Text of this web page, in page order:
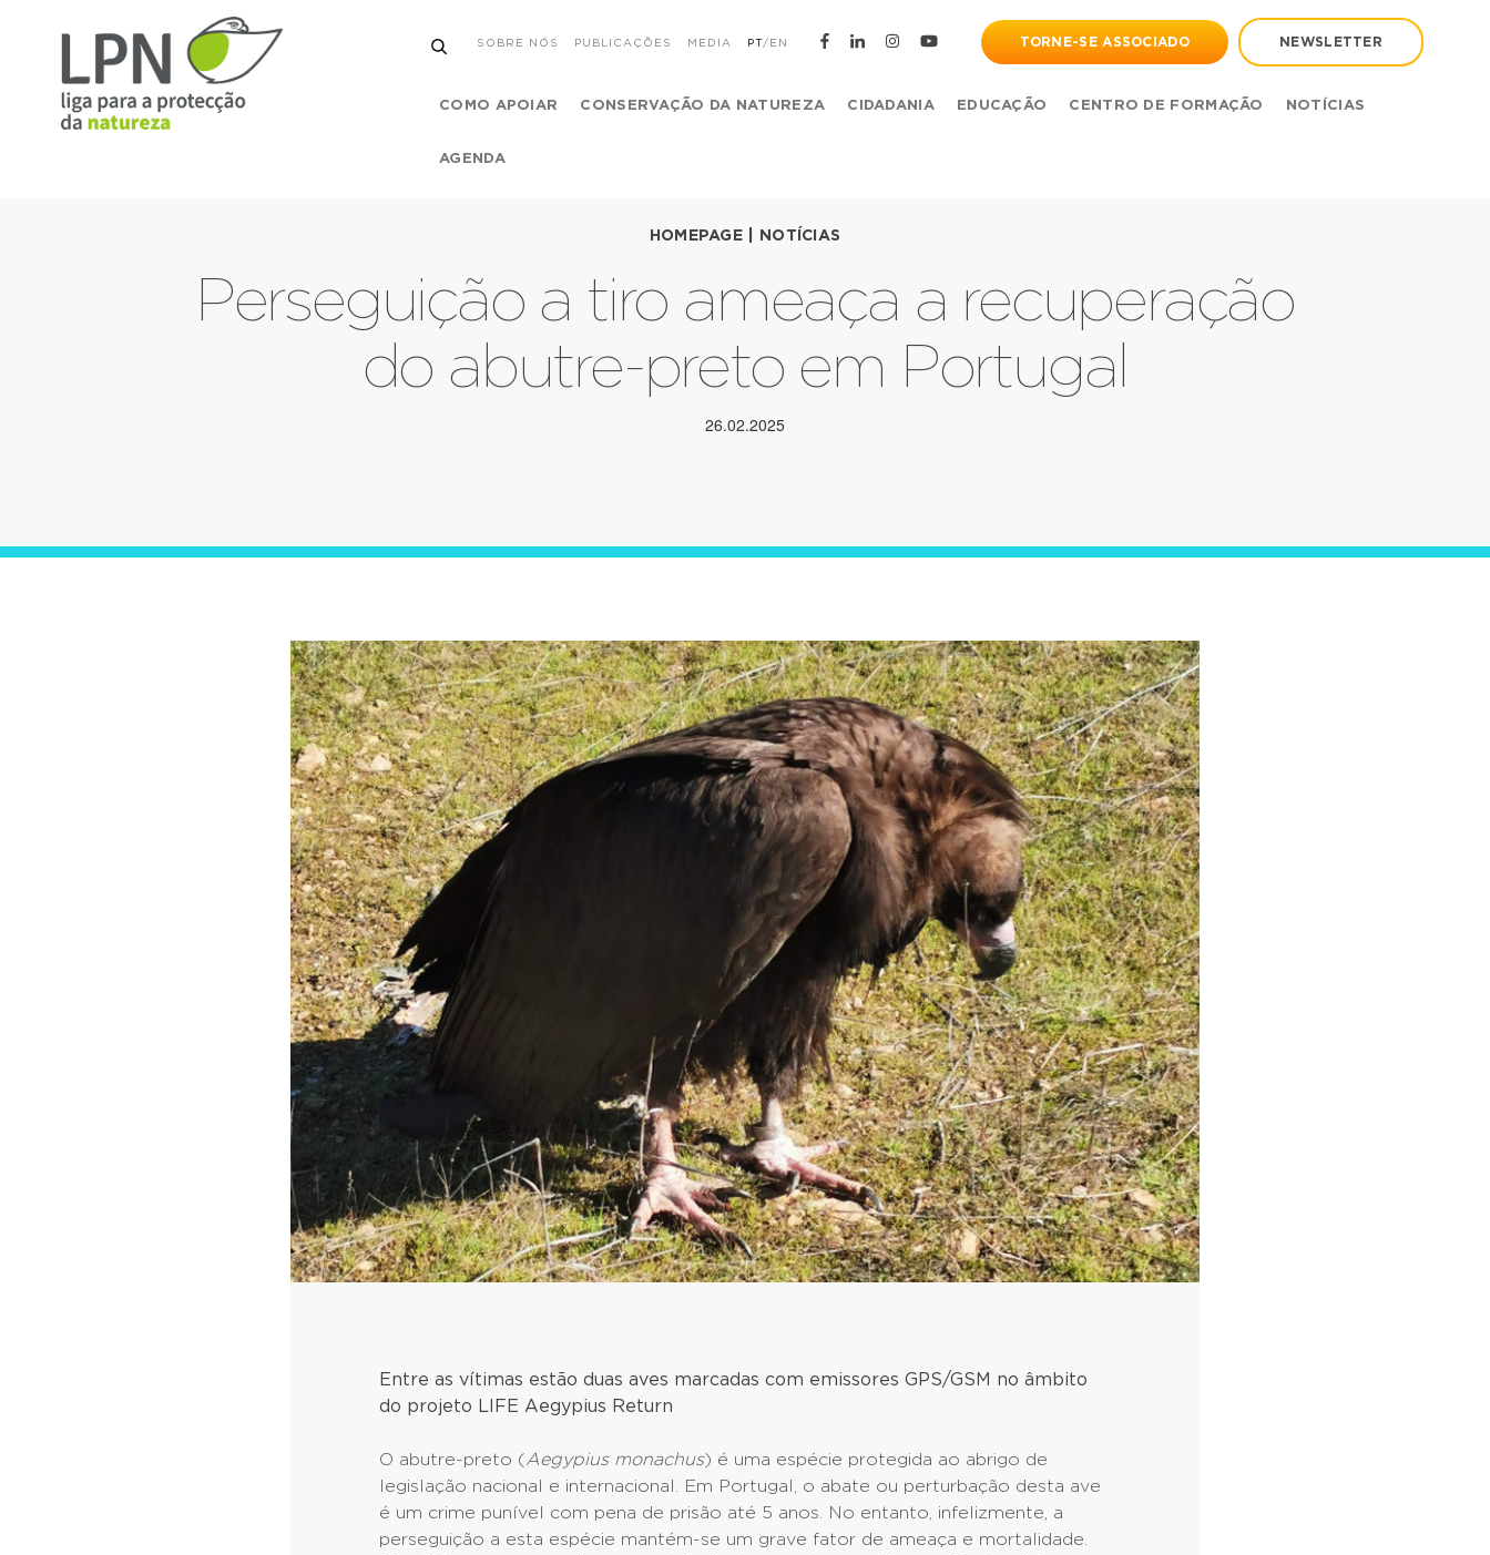
SOBRE NÓS PUBLICAÇÕES MEDIA PT/ EN TORNE-SE ASSOCIADO NEWSLETTER
COMO APOIAR CONSERVAÇÃO DA NATUREZA CIDADANIA EDUCAÇÃO CENTRO DE FORMAÇÃO NOTÍCIAS
AGENDA
HOMEPAGE NOTÍCIAS
Perseguição a tiro ameaça a recuperação
do abutre-preto em Portugal
26.02.2025
Entre as vítimas estão duas aves marcadas com emissores GPS/GSM no âmbito
do projeto LIFE Aegypius Return
O abutre-preto (Aegypius monachus) é uma espécie protegida ao abrigo de
legislação nacional e internacional. Em Portugal, o abate ou perturbação desta ave
é um crime punível com pena de prisão até 5 anos. No entanto, infelizmente, a
perseguição a esta espécie mantém-se um grave fator de ameaça e mortalidade.